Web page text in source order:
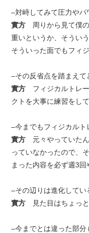
–対峙してみて圧力やパ
實方 周りから見て僕
重いというか、そうい
そういった面でもフィ
–その反省点を踏まえて
實方 フィジカルトレ
クトを大事に練習をして
–今までもフィジカルト
實方 元々やっていた
っていなかったので、
まった内容を必ず週3回
–その辺りは進化してい
實方 見た目はちょっと
–今までとは違った部分